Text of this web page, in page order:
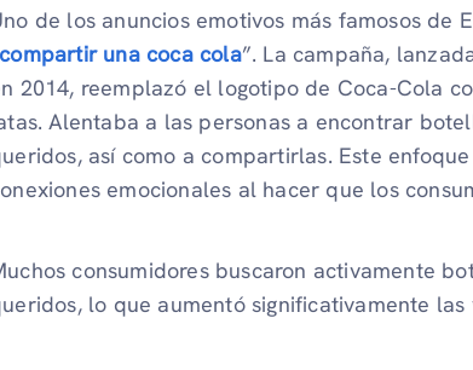
de los anuncios emotivos más famosos de
compartir una coca cola”. La campaña,
2014, reemplazó el logotipo de Coca-Cola
Alentaba a las personas a encontrar
así como a compartirlas. Este
emocionales al hacer que los
consumidores buscaron activamente
lo que aumentó significativamente las